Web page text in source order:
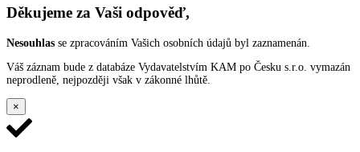
Děkujeme za Vaši odpověď,
Nesouhlas se zpracováním Vašich osobních údajů byl zaznamenán.
Váš záznam bude z databáze Vydavatelstvím KAM po Česku s.r.o. vymazán
neprodleně, nejpozději však v zákonné lhůtě.
×